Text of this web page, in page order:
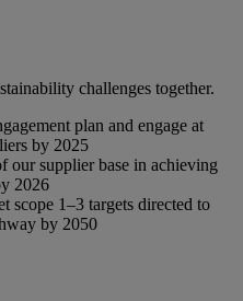
challenges together.
plan and engage at
by 2025
our supplier base in achieving
2026
scope 1–3 targets directed to
by 2050